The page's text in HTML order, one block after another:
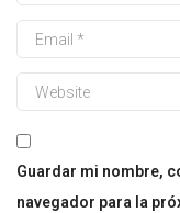
Guardar mi nombre,
navegador para la